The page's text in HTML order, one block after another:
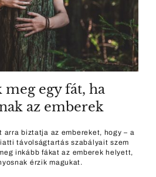
egy fát, ha
az emberek
arra biztatja az embereket, hogy – a
távolságtartás szabályait szem
inkább fákat az emberek helyett,
érzik magukat.